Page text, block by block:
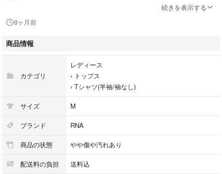
RNA（アールエヌエー）のラメプリントが華やかなTシャツです。
＜デザイン・特徴＞
• フロントデザイン：**ピンク系のラメ（グリッター）**で、大きく複数の
「SPARKLE TO YOUR EVERY DESIRE」などのレタリングが、ストリー
トでポップな印象を与えます。
• バックデザイン：背中の上部にも細身の文字がプリントされており、後
姿も抜かりなくおしゃれです。
• カラー：ブラックボディ。
• サイズ感：表記Mサイズですが、身幅51cmとゆったりめで、リラックス
した着用感です。着丈もやや長めで、カジュアルに着こなせます。
＜状態について＞
古着のため全体的に着用感があり、「やや傷や汚れあり」としています。
• プリント：ラメプリントを含むプリント全体に、古着として自然なひび
続きを表示する
8ヶ月前
商品情報
カテゴリ
レディース
› トップス
› Tシャツ(半袖/袖なし)
サイズ M
ブランド RNA
商品の状態 やや傷や汚れあり
配送料の負担 送料込